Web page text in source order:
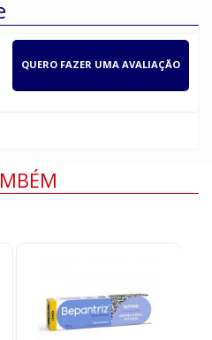
QUERO FAZER UMA AVALIAÇÃO